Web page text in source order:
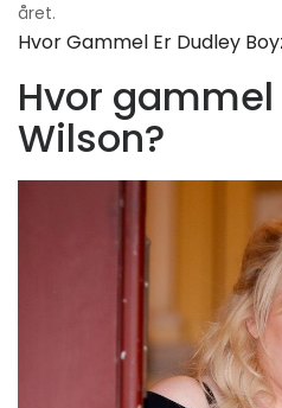
året.
Hvor Gammel Er Dudley
Hvor gammel
Wilson?